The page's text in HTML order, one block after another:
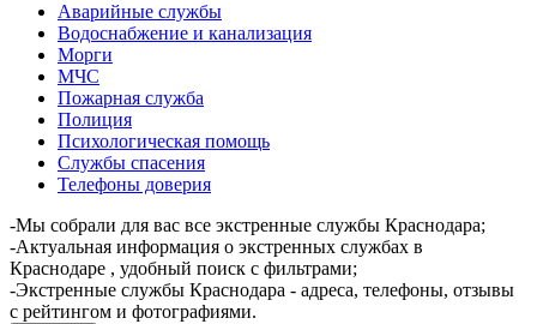
Аварийные службы
Водоснабжение и канализация
Морги
МЧС
Пожарная служба
Полиция
Психологическая помощь
Службы спасения
Телефоны доверия
-Мы собрали для вас все экстренные службы Краснодара;
-Актуальная информация о экстренных службах в
Краснодаре , удобный поиск с фильтрами;
-Экстренные службы Краснодара - адреса, телефоны, отзывы
с рейтингом и фотографиями.